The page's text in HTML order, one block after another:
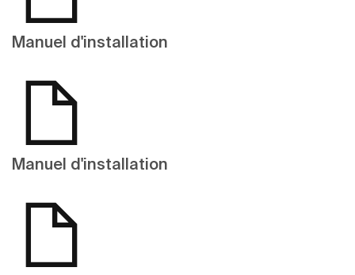
Manuel d'installation
Manuel d'installation